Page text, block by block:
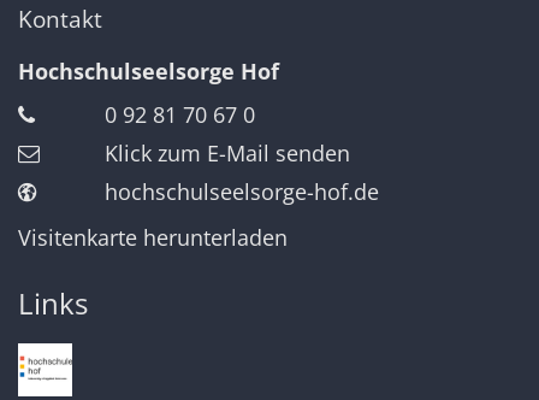
Kontakt
Hochschulseelsorge Hof
0 92 81 70 67 0
Klick zum E-Mail senden
hochschulseelsorge-hof.de
Visitenkarte herunterladen
Links